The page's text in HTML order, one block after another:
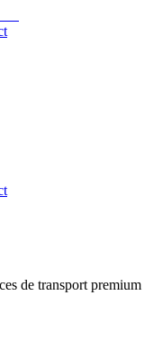
de transport premium